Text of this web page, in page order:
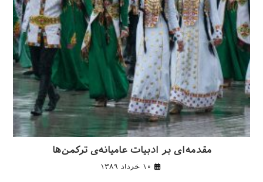
مقدمه‌ای بر ادبیات عامیانه‌ی ترکمن‌ها
۱۰ خرداد ۱۳۸۹